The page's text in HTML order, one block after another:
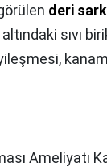
deri
sıvı
Ameliyatı